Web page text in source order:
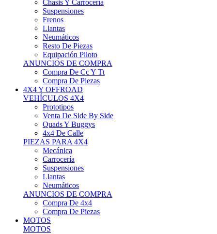
Frenos
Llantas
Neumáticos
Resto De Piezas
Equipación Piloto
ANUNCIOS DE COMPRA
Compra De Cc Y Tt
Compra De Piezas
4X4 Y OFFROAD
VEHÍCULOS 4X4
Prototipos
Venta De Side By Side
Quads Y Buggys
4x4 De Calle
PIEZAS PARA 4X4
Mecánica
Carrocería
Suspensiones
Llantas
Neumáticos
ANUNCIOS DE COMPRA
Compra De 4x4
Compra De Piezas
MOTOS
MOTOS
Motos De Circuito